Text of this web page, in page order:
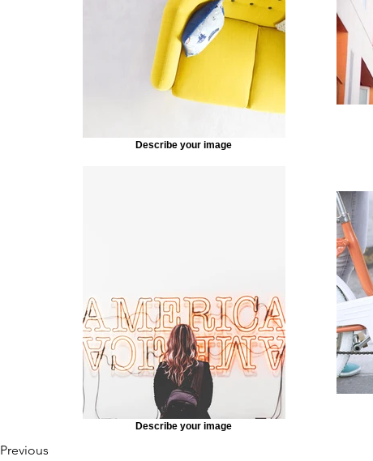
Previous
Describe your image
Describe your image